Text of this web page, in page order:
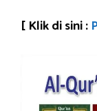
[ Klik di sini :